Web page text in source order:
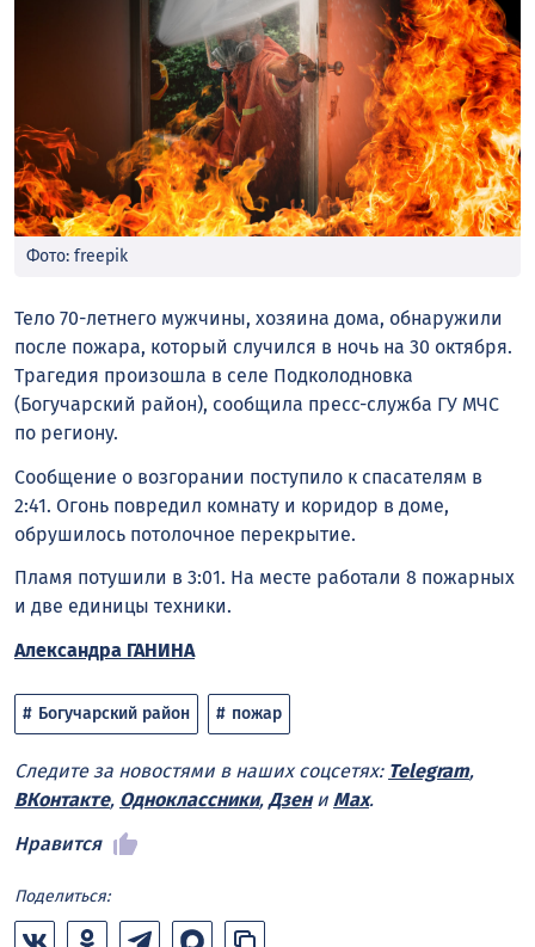
Фото: freepik
Тело 70-летнего мужчины, хозяина дома, обнаружили
после пожара, который случился в ночь на 30 октября.
Трагедия произошла в селе Подколодновка
(Богучарский район), сообщила пресс-служба ГУ МЧС
по региону.
Сообщение о возгорании поступило к спасателям в
2:41. Огонь повредил комнату и коридор в доме,
обрушилось потолочное перекрытие.
Пламя потушили в 3:01. На месте работали 8 пожарных
и две единицы техники.
Александра ГАНИНА
Богучарский район пожар
Следите за новостями в наших соцсетях: Telegram,
ВКонтакте, Одноклассники, Дзени Max.
Нравится
Поделиться: